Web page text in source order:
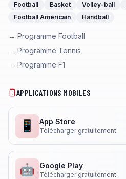
Football Basket Volley-ball
Football Américain
Handball
→ Programme Football
→ Programme Tennis
→ Programme F1
APPLICATIONS MOBILES
📱 App Store
Télécharger gratuitement
🤖 Google Play
Télécharger gratuitement